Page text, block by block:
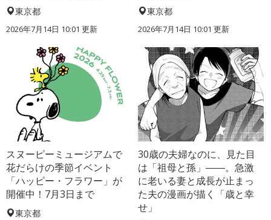
東京都
2026年7月14日 10:01 更新
東京都
2026年7月14日 10:01 更新
スヌーピーミュージアムで
花だらけの季節イベント
「ハッピー・フラワー」が
開催中！7月3日まで
東京都
30歳の夫婦なのに、見た目
は「祖母と孫」――。急激
に老いる妻と成長が止まっ
た夫の漫画が描く「歳と幸
せ」